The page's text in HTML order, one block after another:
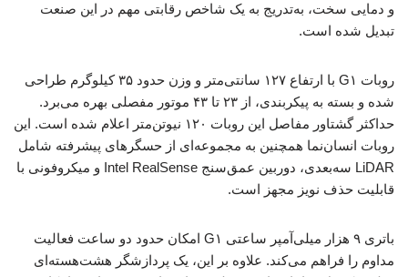
و دمایی سخت، به‌تدریج به یک شاخص رقابتی مهم در این صنعت
تبدیل شده است.
روبات G۱ با ارتفاع ۱۲۷ سانتی‌متر و وزن حدود ۳۵ کیلوگرم طراحی
شده و بسته به پیکربندی، از ۲۳ تا ۴۳ موتور مفصلی بهره می‌برد.
حداکثر گشتاور مفاصل این روبات ۱۲۰ نیوتن‌متر اعلام شده است. این
روبات انسان‌نما همچنین به مجموعه‌ای از حسگرهای پیشرفته شامل
LiDAR سه‌بعدی، دوربین عمق‌سنج Intel RealSense و میکروفونی با
قابلیت حذف نویز مجهز است.
باتری ۹ هزار میلی‌آمپر ساعتی G۱ امکان حدود دو ساعت فعالیت
مداوم را فراهم می‌کند. علاوه بر این، یک پردازشگر هشت‌هسته‌ای